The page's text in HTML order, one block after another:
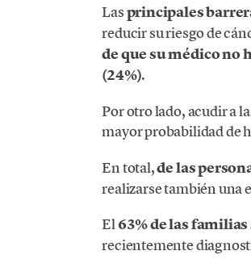
Lasprincipales
reducir su riesgo de
de que su médico no
(24%).
Por otro lado, acudir a
mayor probabilidad de
En total,de las
realizarse también una
El63% de las
recientemente